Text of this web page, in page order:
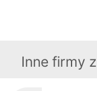
Inne firmy